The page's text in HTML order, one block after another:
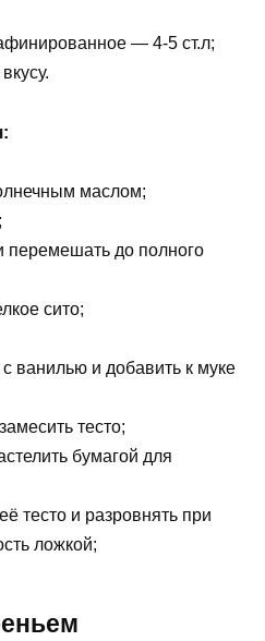
— 4-5 ст.л;
маслом;
перемешать до полного
сито;
ванилью и добавить к муке
тесто;
бумагой для
тесто и разровнять при
ложкой;